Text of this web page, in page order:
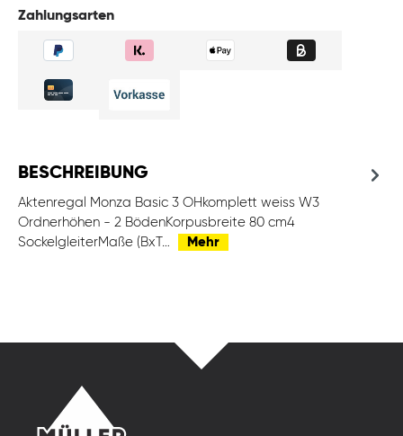
Zahlungsarten
BESCHREIBUNG
Aktenregal Monza Basic 3 OHkomplett weiss W3
Ordnerhöhen - 2 BödenKorpusbreite 80 cm4
SockelgleiterMaße (BxT…
Mehr